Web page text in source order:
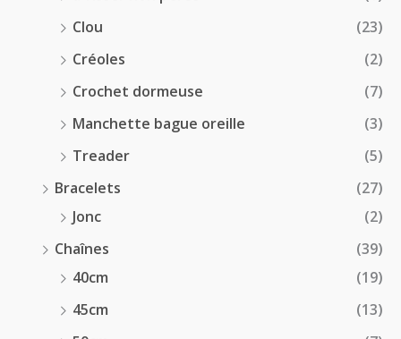
Clou
(23)
Créoles
(2)
Crochet dormeuse
(7)
Manchette bague oreille
(3)
Treader
(5)
Bracelets
(27)
Jonc
(2)
Chaînes
(39)
40cm
(19)
45cm
(13)